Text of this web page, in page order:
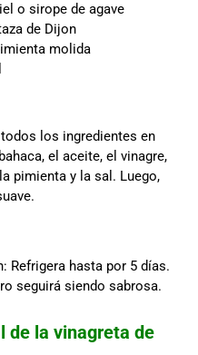
o sirope de agave
de Dijon
molida
los ingredientes en
el aceite, el vinagre,
pimienta y la sal. Luego,
Refrigera hasta por 5 días.
seguirá siendo sabrosa.
de la vinagreta de